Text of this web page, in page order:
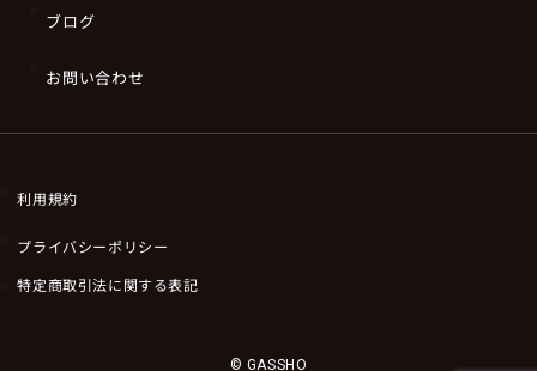
ブログ
お問い合わせ
利用規約
プライバシーポリシー
特定商取引法に関する表記
© GASSHO